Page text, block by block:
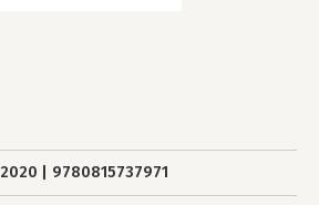
2020 9780815737971